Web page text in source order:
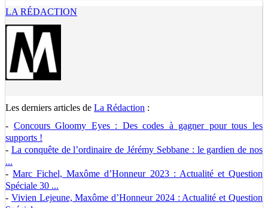
LA RÉDACTION
Les derniers articles de La Rédaction :
- Concours Gloomy Eyes : Des codes à gagner pour tous les
supports !
- La conquête de l’ordinaire de Jérémy Sebbane : le gardien de nos
...
-Marc Fichel, Maxôme d’Honneur 2023 : Actualité et Question
Spéciale 30 ...
- Vivien Lejeune, Maxôme d’Honneur 2024 : Actualité et Question